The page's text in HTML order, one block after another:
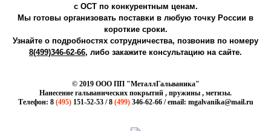
с ОСТ по конкурентным ценам.
Мы готовы организовать поставки в любую точку России в
короткие сроки.
Узнайте о подробностях сотрудничества, позвонив по номеру
8(499)346-62-66, либо закажите консультацию на сайте.
© 2019 ООО ПП "МеталлГальваника"
Нанесение гальванических покрытий , пружины , метизы.
Телефон: 8 (495)151-52-53 / 8 (499)346-62-66 / email: mgalvanika@mail.ru